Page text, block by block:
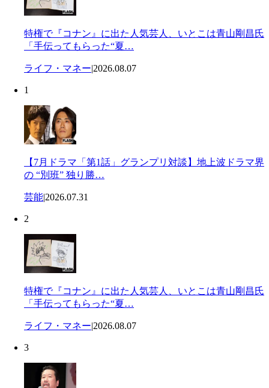
特権で『コナン』に出た人気芸人、いとこは青山剛昌氏
「手伝ってもらった“夏…
ライフ・マネー|2026.08.07
1
【7月ドラマ「第1話」グランプリ対談】地上波ドラマ界
の “別班” 独り勝…
芸能|2026.07.31
2
特権で『コナン』に出た人気芸人、いとこは青山剛昌氏
「手伝ってもらった“夏…
ライフ・マネー|2026.08.07
3